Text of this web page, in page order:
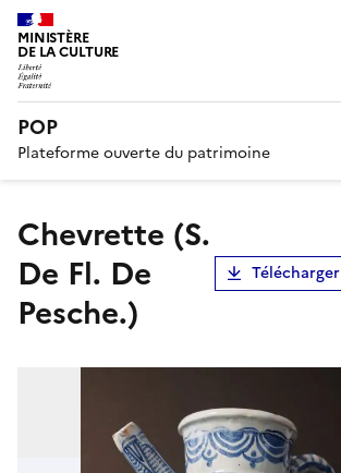
MINISTÈRE
DE LA CULTURE
POP
Plateforme ouverte du patrimoine
chevrette (S.
De Fl. De
Pesche.)
Télécharger